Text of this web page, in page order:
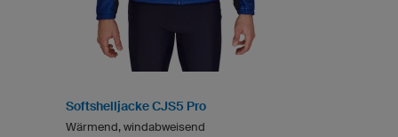
Softshelljacke CJS5 Pro
Wärmend, windabweisend